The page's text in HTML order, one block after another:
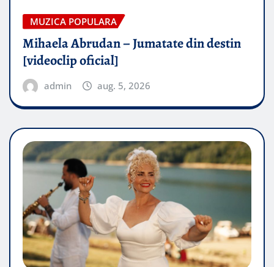
MUZICA POPULARA
Mihaela Abrudan – Jumatate din destin
[videoclip oficial]
admin aug. 5, 2026